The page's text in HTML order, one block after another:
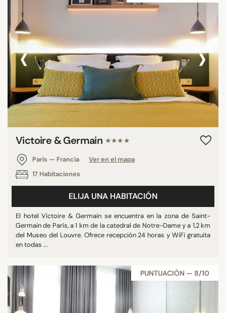
‹ ›
Victoire & Germain ★★★★
París — Francia
Ver en el mapa
17 Habitaciones
ELIJA UNA HABITACIÓN
El hotel Victoire & Germain se encuentra en la zona de Saint-
Germain de París, a 1 km de la catedral de Notre-Dame y a 1,2 km
del Museo del Louvre. Ofrece recepción 24 horas y WiFi gratuita
en todas ...
PUNTUACIÓN — 8/10